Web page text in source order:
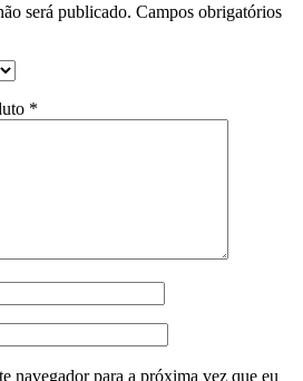
será publicado. Campos obrigatórios
*
navegador para a próxima vez que eu